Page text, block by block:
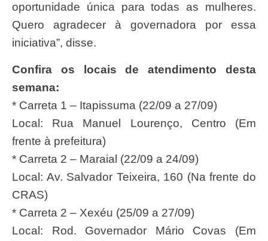
oportunidade única para todas as mulheres.
Quero agradecer à governadora por essa
iniciativa”, disse.
Confira os locais de atendimento desta
semana:
* Carreta 1 – Itapissuma (22/09 a 27/09)
Local: Rua Manuel Lourenço, Centro (Em
frente à prefeitura)
* Carreta 2 – Maraial (22/09 a 24/09)
Local: Av. Salvador Teixeira, 160 (Na frente do
CRAS)
* Carreta 2 – Xexéu (25/09 a 27/09)
Local: Rod. Governador Mário Covas (Em